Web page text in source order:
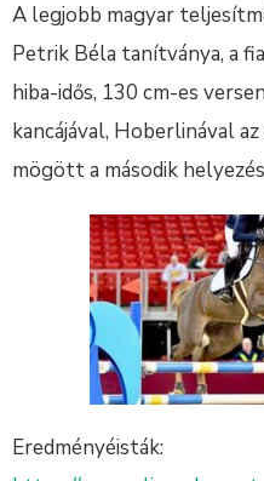
A legjobb magyar
Petrik Béla tanítványa, a
hiba-idős, 130 cm-es
kancájával, Hoberlinával
mögött a második
Eredményéisták: